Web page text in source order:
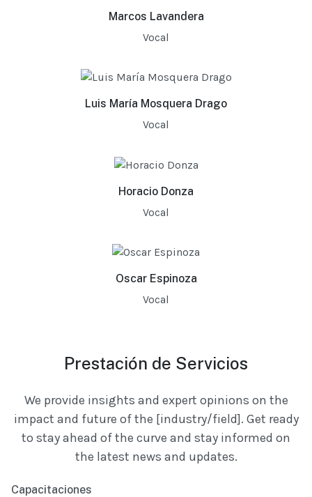
Marcos Lavandera
Vocal
Luis María Mosquera Drago
Vocal
Horacio Donza
Vocal
Oscar Espinoza
Vocal
Prestación de Servicios
We provide insights and expert opinions on the
impact and future of the [industry/field]. Get ready
to stay ahead of the curve and stay informed on
the latest news and updates.
Capacitaciones